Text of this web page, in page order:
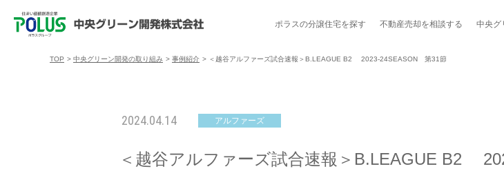
ポラスの分譲住宅を探す
ポラスの分譲住宅を探す
不動産売却を相談する 中央グ
中央グリーン開発の取り組み
TOP > 中央グリーン開発の取り組み > 事例紹介 > ＜越谷アルファーズ試合速報＞B.LEAGUE B2 2023-24SEASON 第31節
2024.04.14 アルファーズ
＜越谷アルファーズ試合速報＞B.LEAGUE B2